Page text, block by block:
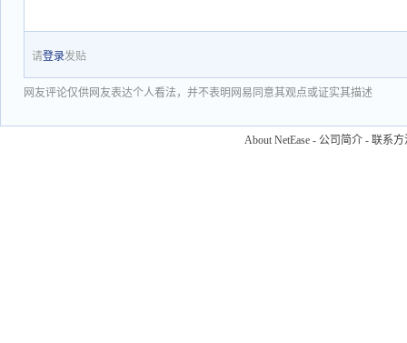
请登录发贴
网友评论仅供网友表达个人看法，并不表明网易同意其观点或证实其描述
About NetEase - 公司简介 - 联系方